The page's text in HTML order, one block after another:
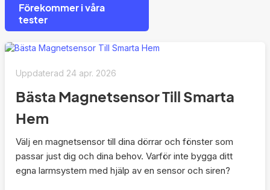
Förekommer i våra
tester
Uppdaterad 24 apr. 2026
Bästa Magnetsensor Till Smarta
Hem
Välj en magnetsensor till dina dörrar och fönster som
passar just dig och dina behov. Varför inte bygga ditt
egna larmsystem med hjälp av en sensor och siren?